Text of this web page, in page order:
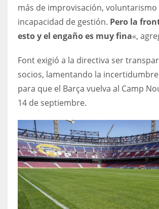
WSH
26
más de improvisación, voluntarismo
incapacidad de gestión. Pero la
esto y el engaño es muy fina«,
Font exigió a la directiva ser
socios, lamentando la
para que el Barça vuelva al Camp
14 de septiembre.